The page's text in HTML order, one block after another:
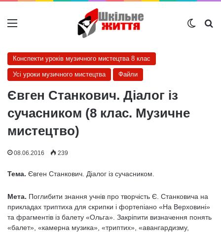
Меню
Конспекти уроків музичного мистецтва 8 клас
Усі уроки музичного мистецтва Файли
Євген Станкович. Діалог із
сучасником (8 клас. Музичне
мистецтво)
08.06.2016 239
Тема. Євген Станкович. Діалог із сучасником.
Мета. Поглибити знання учнів про творчість Є. Стан­ковича на
прикладах триптиха для скрипки і фортепіано «На Верховині»
та фрагментів із балету «Ольга». Закріпити визначення понять
«балет», «камерна музика», «триптих», «аван­гардизму,